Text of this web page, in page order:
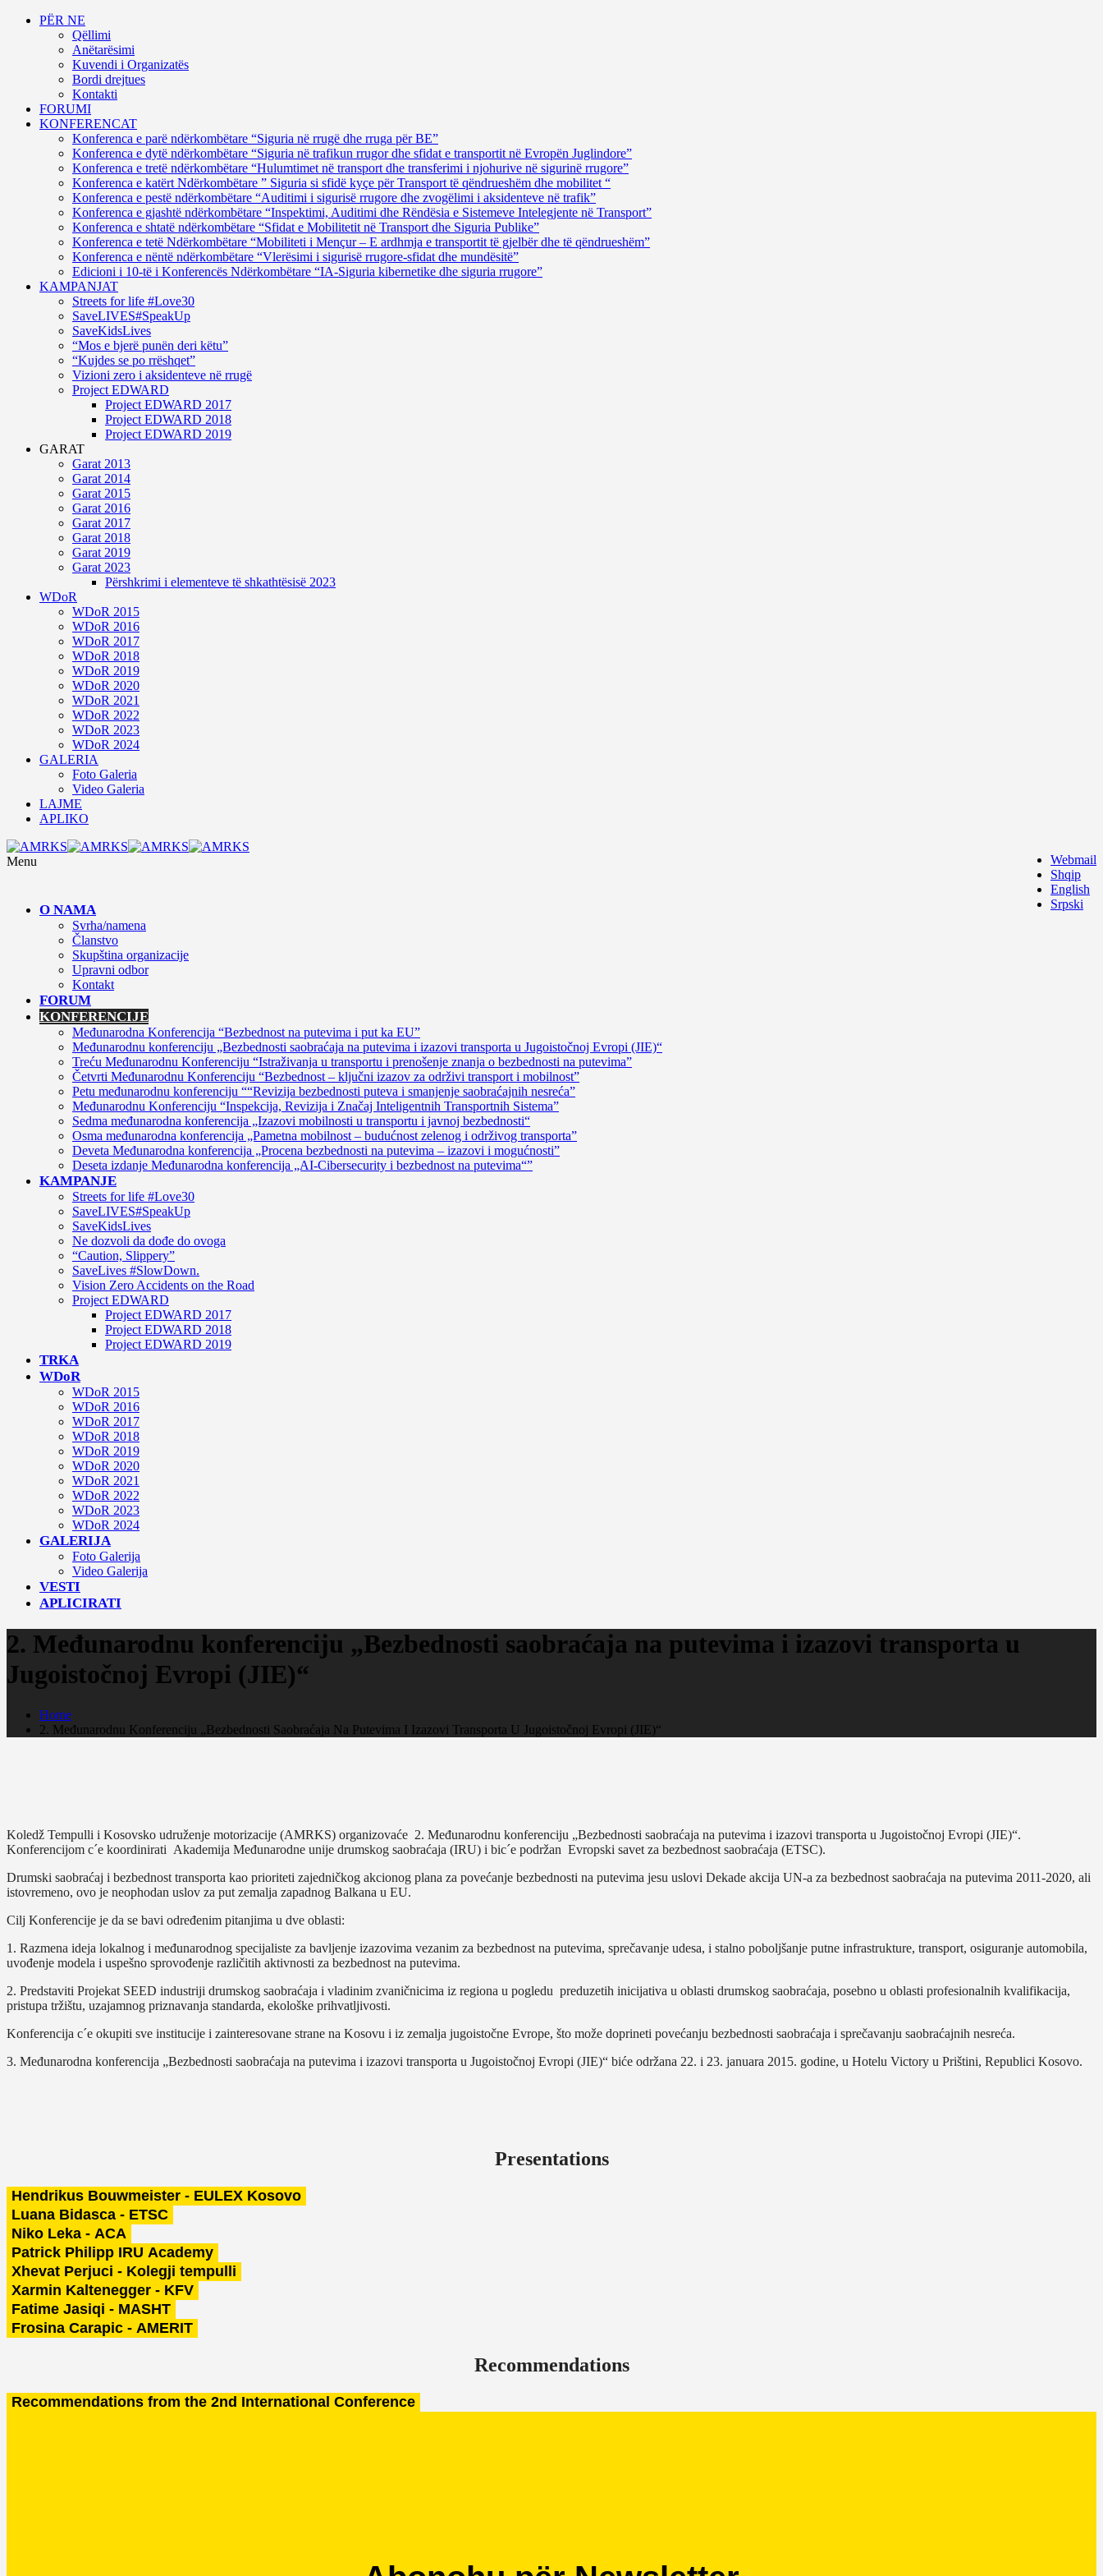
PËR NE
Qëllimi
Anëtarësimi
Kuvendi i Organizatës
Bordi drejtues
Kontakti
FORUMI
KONFERENCAT
Konferenca e parë ndërkombëtare “Siguria në rrugë dhe rruga për BE”
Konferenca e dytë ndërkombëtare “Siguria në trafikun rrugor dhe sfidat e transportit në Evropën Juglindore”
Konferenca e tretë ndërkombëtare “Hulumtimet në transport dhe transferimi i njohurive në sigurinë rrugore”
Konferenca e katërt Ndërkombëtare ” Siguria si sfidë kyçe për Transport të qëndrueshëm dhe mobilitet “
Konferenca e pestë ndërkombëtare “Auditimi i sigurisë rrugore dhe zvogëlimi i aksidenteve në trafik”
Konferenca e gjashtë ndërkombëtare “Inspektimi, Auditimi dhe Rëndësia e Sistemeve Intelegjente në Transport”
Konferenca e shtatë ndërkombëtare “Sfidat e Mobilitetit në Transport dhe Siguria Publike”
Konferenca e tetë Ndërkombëtare “Mobiliteti i Mençur – E ardhmja e transportit të gjelbër dhe të qëndrueshëm”
Konferenca e nëntë ndërkombëtare “Vlerësimi i sigurisë rrugore-sfidat dhe mundësitë”
Edicioni i 10-të i Konferencës Ndërkombëtare “IA-Siguria kibernetike dhe siguria rrugore”
KAMPANJAT
Streets for life #Love30
SaveLIVES#SpeakUp
SaveKidsLives
“Mos e bjerë punën deri këtu”
“Kujdes se po rrëshqet”
Vizioni zero i aksidenteve në rrugë
Project EDWARD
Project EDWARD 2017
Project EDWARD 2018
Project EDWARD 2019
GARAT
Garat 2013
Garat 2014
Garat 2015
Garat 2016
Garat 2017
Garat 2018
Garat 2019
Garat 2023
Përshkrimi i elementeve të shkathtësisë 2023
WDoR
WDoR 2015
WDoR 2016
WDoR 2017
WDoR 2018
WDoR 2019
WDoR 2020
WDoR 2021
WDoR 2022
WDoR 2023
WDoR 2024
GALERIA
Foto Galeria
Video Galeria
LAJME
APLIKO
Webmail
Shqip
English
Srpski
Menu
O NAMA
Svrha/namena
Članstvo
Skupština organizacije
Upravni odbor
Kontakt
FORUM
KONFERENCIJE
Međunarodna Konferencija “Bezbednost na putevima i put ka EU”
Međunarodnu konferenciju „Bezbednosti saobraćaja na putevima i izazovi transporta u Jugoistočnoj Evropi (JIE)“
Treću Međunarodnu Konferenciju “Istraživanja u transportu i prenošenje znanja o bezbednosti na putevima”
Četvrti Međunarodnu Konferenciju “Bezbednost – ključni izazov za održivi transport i mobilnost”
Petu međunarodnu konferenciju ““Revizija bezbednosti puteva i smanjenje saobraćajnih nesreća”
Međunarodnu Konferenciju “Inspekcija, Revizija i Značaj Inteligentnih Transportnih Sistema”
Sedma međunarodna konferencija „Izazovi mobilnosti u transportu i javnoj bezbednosti“
Osma međunarodna konferencija „Pametna mobilnost – budućnost zelenog i održivog transporta”
Deveta Međunarodna konferencija „Procena bezbednosti na putevima – izazovi i mogućnosti”
Deseta izdanje Međunarodna konferencija „AI-Cibersecurity i bezbednost na putevima“”
KAMPANJE
Streets for life #Love30
SaveLIVES#SpeakUp
SaveKidsLives
Ne dozvoli da dođe do ovoga
“Caution, Slippery”
SaveLives #SlowDown.
Vision Zero Accidents on the Road
Project EDWARD
Project EDWARD 2017
Project EDWARD 2018
Project EDWARD 2019
TRKA
WDoR
WDoR 2015
WDoR 2016
WDoR 2017
WDoR 2018
WDoR 2019
WDoR 2020
WDoR 2021
WDoR 2022
WDoR 2023
WDoR 2024
GALERIJA
Foto Galerija
Video Galerija
VESTI
APLICIRATI
2. Međunarodnu konferenciju „Bezbednosti saobraćaja na putevima i izazovi transporta u
Jugoistočnoj Evropi (JIE)“
Home
2. Međunarodnu Konferenciju „Bezbednosti Saobraćaja Na Putevima I Izazovi Transporta U Jugoistočnoj Evropi (JIE)“
Koledž Tempulli i Kosovsko udruženje motorizacije (AMRKS) organizovaće 2. Međunarodnu konferenciju „Bezbednosti saobraćaja na putevima i izazovi transporta u Jugoistočnoj Evropi (JIE)“.
Konferencijom c´e koordinirati Akademija Međunarodne unije drumskog saobraćaja (IRU) i bic´e podržan Evropski savet za bezbednost saobraćaja (ETSC).
Drumski saobraćaj i bezbednost transporta kao prioriteti zajedničkog akcionog plana za povećanje bezbednosti na putevima jesu uslovi Dekade akcija UN-a za bezbednost saobraćaja na putevima 2011-2020, ali
istovremeno, ovo je neophodan uslov za put zemalja zapadnog Balkana u EU.
Cilj Konferencije je da se bavi određenim pitanjima u dve oblasti:
1. Razmena ideja lokalnog i međunarodnog specijaliste za bavljenje izazovima vezanim za bezbednost na putevima, sprečavanje udesa, i stalno poboljšanje putne infrastrukture, transport, osiguranje automobila,
uvođenje modela i uspešno sprovođenje različitih aktivnosti za bezbednost na putevima.
2. Predstaviti Projekat SEED industriji drumskog saobraćaja i vladinim zvaničnicima iz regiona u pogledu preduzetih inicijativa u oblasti drumskog saobraćaja, posebno u oblasti profesionalnih kvalifikacija,
pristupa tržištu, uzajamnog priznavanja standarda, ekološke prihvatljivosti.
Konferencija c´e okupiti sve institucije i zainteresovane strane na Kosovu i iz zemalja jugoistočne Evrope, što može doprineti povećanju bezbednosti saobraćaja i sprečavanju saobraćajnih nesreća.
3. Međunarodna konferencija „Bezbednosti saobraćaja na putevima i izazovi transporta u Jugoistočnoj Evropi (JIE)“ biće održana 22. i 23. januara 2015. godine, u Hotelu Victory u Prištini, Republici Kosovo.
Presentations
Hendrikus Bouwmeister - EULEX Kosovo
Luana Bidasca - ETSC
Niko Leka - ACA
Patrick Philipp IRU Academy
Xhevat Perjuci - Kolegji tempulli
Xarmin Kaltenegger - KFV
Fatime Jasiqi - MASHT
Frosina Carapic - AMERIT
Recommendations
Recommendations from the 2nd International Conference